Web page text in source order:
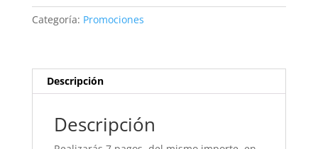
Categoría: Promociones
Descripción
Descripción